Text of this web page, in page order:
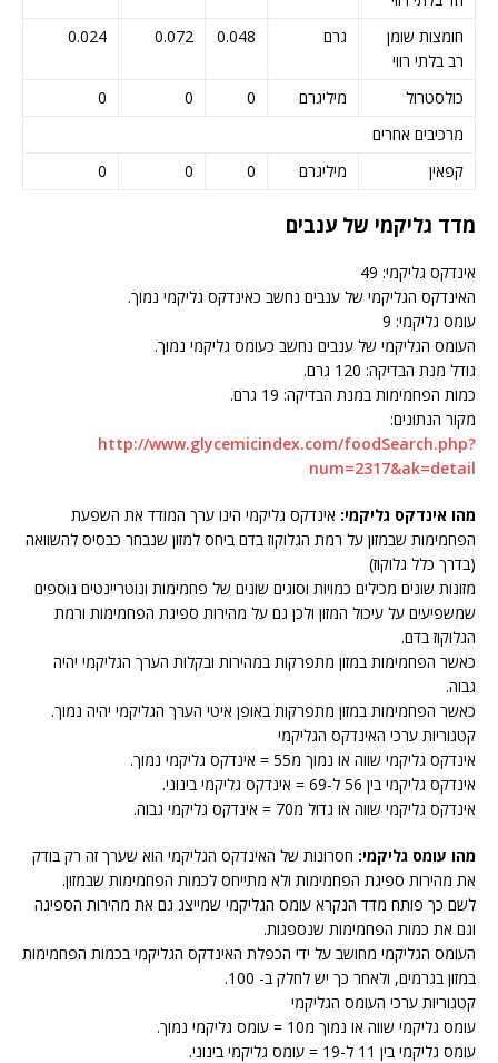
חומצות שומן
רב בלתי רווי
גרם 0.048
0.072
0.024
כולסטרול מיליגרם 0
0
0
מרכיבים אחרים
קפאין
מיליגרם 0
0
0
מדד גליקמי של ענבים
אינדקס גליקמי: 49
האינדקס הגליקמי של ענבים נחשב כאינדקס גליקמי נמוך.
עומס גליקמי: 9
העומס הגליקמי של ענבים נחשב כעומס גליקמי נמוך.
גודל מנת הבדיקה: 120 גרם.
כמות הפחמימות במנת הבדיקה: 19 גרם.
מקור הנתונים:
http://www.glycemicindex.com/foodSearch.php?
num=2317&ak=detail
מהו אינדקס גליקמי: אינדקס גליקמי הינו ערך המודד את השפעת
הפחמימות שבמזון על רמת הגלוקוז בדם ביחס למזון שנבחר כבסיס להשוואה
(בדרך כלל גלוקוז)
מזונות שונים מכילים כמויות וסוגים שונים של פחמימות ונוטריינטים נוספים
שמשפיעים על עיכול המזון ולכן גם על מהירות ספיגת הפחמימות ורמת
הגלוקוז בדם.
כאשר הפחמימות במזון מתפרקות במהירות ובקלות הערך הגליקמי יהיה
גבוה.
כאשר הפחמימות במזון מתפרקות באופן איטי הערך הגליקמי יהיה נמוך.
קטגוריות ערכי האינדקס הגליקמי
אינדקס גליקמי שווה או נמוך מ55 = אינדקס גליקמי נמוך.
אינדקס גליקמי בין 56 ל-69 = אינדקס גליקמי בינוני.
אינדקס גליקמי שווה או גדול מ70 = אינדקס גליקמי גבוה.
מהו עומס גליקמי: חסרונות של האינדקס הגליקמי הוא שערך זה רק בודק
את מהירות ספיגת הפחמימות ולא מתייחס לכמות הפחמימות שבמזון.
לשם כך פותח מדד הנקרא עומס הגליקמי שמייצג גם את מהירות הספיגה
וגם את כמות הפחמימות שנספגות.
העומס הגליקמי מחושב על ידי הכפלת האינדקס הגליקמי בכמות הפחמימות
במזון בגרמים, ולאחר כך יש לחלק ב- 100.
קטגוריות ערכי העומס הגליקמי
עומס גליקמי שווה או נמוך מ10 = עומס גליקמי נמוך.
עומס גליקמי בין 11 ל-19 = עומס גליקמי בינוני.